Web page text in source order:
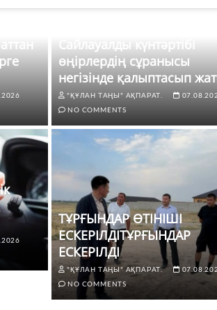
жүргізушілері үшін не
NO COMMENTS
Сайлауалды күнтәртібі
өңірлердің сұранысы
негізінде қалыптасып
"ҚҰЛАН ТАҢЫ" АҚПАРАТ.
NO COMMENTS
ТҰРҒЫНДАР ӨТІНІШІ
ЕСКЕРІЛДІТҰРҒЫНДАР
ЕСКЕРІЛДІ
"ҚҰЛАН ТАҢЫ" АҚПАРАТ.
NO COMMENTS